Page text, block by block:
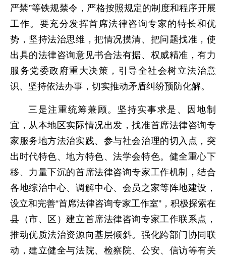
严禁”等铁规禁令，严格按照规定的制度和程序开展
工作。要充分发挥首席法律咨询专家的特长和优
势，坚持法治思维，把情况摸清、把问题找准，使
出具的法律咨询意见书合法有据、权威精准，有力
服务党委政府重大决策，引导全社会树立法治意
识、坚持依法办事，切实推动矛盾纠纷预防化解。
三是注重统筹兼顾。坚持实事求是、因地制
宜，从本地区实际情况出发，找准首席法律咨询专
家服务地方法治实践、参与社会治理的切入点，突
出时代特色、地方特色、法学会特色。健全重心下
移、力量下沉的首席法律咨询专家工作机制，结合
各地综治中心、调解中心、会员之家等阵地建设，
设立和完善“首席法律咨询专家工作室”，积极探索在
县（市、区）建立首席法律咨询专家工作联系点，
推动优质法治资源向基层倾斜。强化跨部门协同联
动，建立健全与法院、检察院、公安、信访等有关